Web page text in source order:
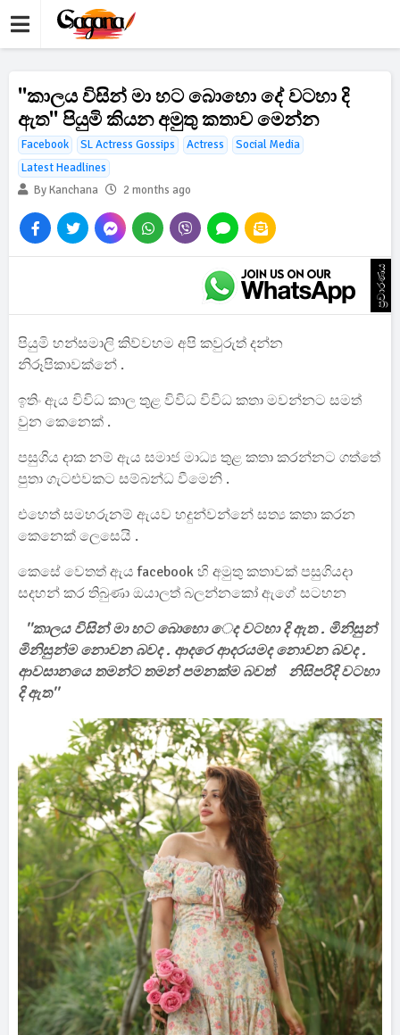
''කාලය විසින් මා හට බොහො දේ වටහා දි
ඇත'' පියුමි කියන අමුතු කතාව මෙන්න
Facebook SL Actress Gossips Actress
Social Media
Latest Headlines
By Kanchana
2 months ago
ප්‍රචාරණය
පියුමි හන්සමාලි කිව්වහම අපි කවුරුත් දන්න
නිරූපිකාවක්නේ .
ඉතිං ඇය විවිධ කාල තුළ විවිධ විවිධ කතා මවන්නට සමත්
වුන කෙනෙක් .
පසුගිය දාක නම් ඇය සමාජ මාධ්‍ය තුළ කතා කරන්නට ගත්තේ
පුතා ගැටළුවකට සම්බන්ධ වීමෙනි .
එහෙත් සමහරුනම් ඇයව හදුන්වන්නේ සත්‍ය කතා කරන
කෙනෙක් ලෙසෙයි .
කෙසේ වෙතත් ඇය facebook හි අමුතු කතාවක් පසුගියදා
සදහන් කර තිබුණා ඔයාලත් බලන්නකෝ ඇගේ සටහන
''කාලය විසින් මා හට බොහො ෙද වටහා දි ඇත . මිනිසුන්
මිනිසුන්ම නොවන බවද . ආදරෙ ආදරයමද නොවන බවද .
ආවසානයෙ තමන්ට තමන් පමනක්ම බවත් නිසිපරිදි වටහා
දි ඇත''